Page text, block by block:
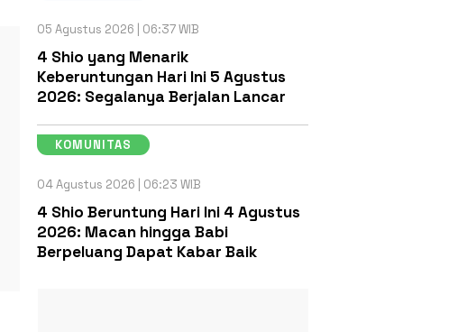
05 Agustus 2026 | 06:37 WIB
4 Shio yang Menarik
Keberuntungan Hari Ini 5 Agustus
2026: Segalanya Berjalan Lancar
KOMUNITAS
04 Agustus 2026 | 06:23 WIB
4 Shio Beruntung Hari Ini 4 Agustus
2026: Macan hingga Babi
Berpeluang Dapat Kabar Baik